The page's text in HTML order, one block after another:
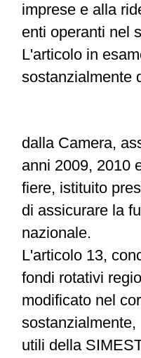
imprese e alla
enti operanti nel
L'articolo in
sostanzialmente
dalla Camera,
anni 2009, 2010
fiere, istituito
di assicurare la
nazionale.
L'articolo 13,
fondi rotativi
modificato nel
utili della